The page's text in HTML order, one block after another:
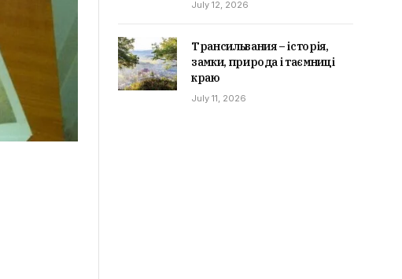
July 12, 2026
Трансильвания – історія,
замки, природа і таємниці
краю
July 11, 2026